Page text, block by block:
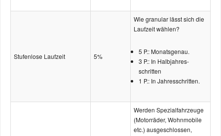
Stufenlose Laufzeit 5%
Wie granular lässt sich die
Laufzeit wählen?
5 P.: Monatsgenau.
3 P.: In Halbjahres­
schritten
1 P.: In Jahres­schritten.
Werden Spezialfahrzeuge
(Motorräder, Wohnmobile
etc.) ausgeschlossen,